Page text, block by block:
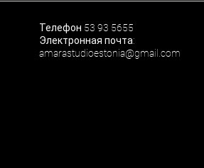
Телефон 53 93 5655
Электронная почта:
amarastudioestonia@gmail.com